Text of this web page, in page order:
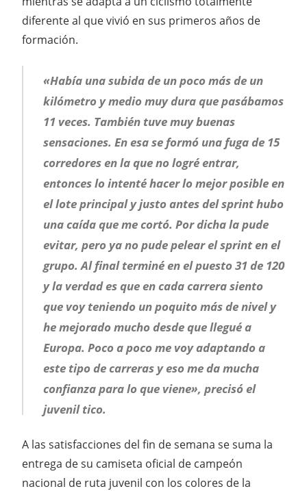
diferente al que vivió en sus primeros años de
formación.
«Había una subida de un poco más de un
kilómetro y medio muy dura que pasábamos
11 veces. También tuve muy buenas
sensaciones. En esa se formó una fuga de 15
corredores en la que no logré entrar,
entonces lo intenté hacer lo mejor posible en
el lote principal y justo antes del sprint hubo
una caída que me cortó. Por dicha la pude
evitar, pero ya no pude pelear el sprint en el
grupo. Al final terminé en el puesto 31 de 120
y la verdad es que en cada carrera siento
que voy teniendo un poquito más de nivel y
he mejorado mucho desde que llegué a
Europa. Poco a poco me voy adaptando a
este tipo de carreras y eso me da mucha
confianza para lo que viene», precisó el
juvenil tico.
A las satisfacciones del fin de semana se suma la
entrega de su camiseta oficial de campeón
nacional de ruta juvenil con los colores de la